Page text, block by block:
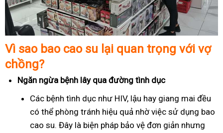
Vì sao bao cao su lại quan trọng với vợ
chồng?
Ngăn ngừa bệnh lây qua đường tình dục
Các bệnh tình dục như HIV, lậu hay giang mai đều
có thể phòng tránh hiệu quả nhờ việc sử dụng bao
cao su. Đây là biện pháp bảo vệ đơn giản nhưng